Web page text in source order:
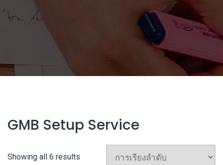
GMB Setup Service
Showing all 6 results